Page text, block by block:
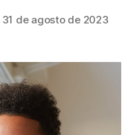
31 de agosto de 2023